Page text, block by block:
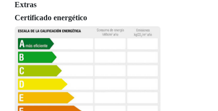
Extras
Certificado energético